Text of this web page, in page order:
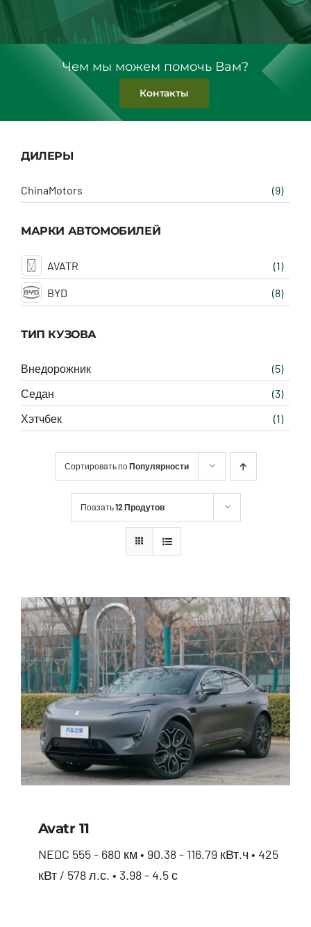
Чем мы можем помочь Вам?
Контакты
ДИЛЕРЫ
ChinaMotors (9)
МАРКИ АВТОМОБИЛЕЙ
AVATR (1)
BYD (8)
ТИП КУЗОВА
Внедорожник
(5)
Седан
(3)
Хэтчбек
(1)
Сортировать поПопулярности
Поазать12 Продутов
Avatr 11
NEDC 555 - 680 км • 90.38 - 116.79 кВт.ч • 425
кВт / 578 л.с. • 3.98 - 4.5 с